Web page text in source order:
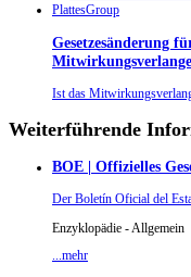
Gesetzesänderung
Ist das
Weiterführende
BOE | Offizielles
Der Boletín Oficial del
Enzyklopädie - Allgemein
...mehr